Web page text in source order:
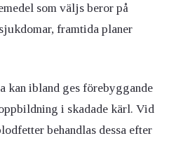
som väljs beror på
framtida planer
kan ibland ges förebyggande
i skadade kärl. Vid
behandlas dessa efter